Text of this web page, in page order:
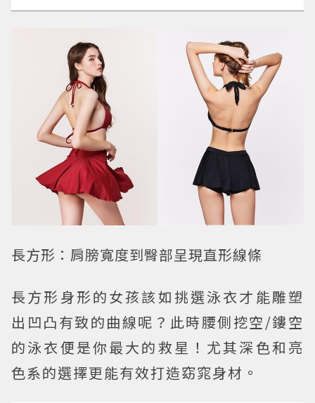
長方形：肩膀寬度到臀部呈現直形線條
長方形身形的女孩該如挑選泳衣才能雕塑
出凹凸有致的曲線呢？此時腰側挖空/鏤空
的泳衣便是你最大的救星！尤其深色和亮
色系的選擇更能有效打造窈窕身材。